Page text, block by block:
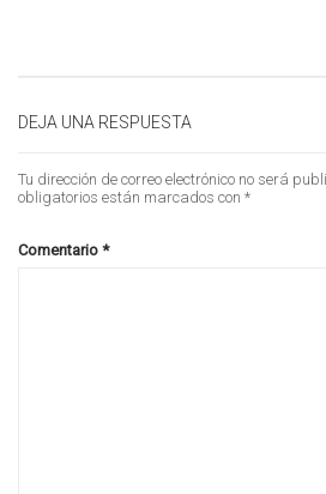
DEJA UNA RESPUESTA
Tu dirección de correo electrónico no será
obligatorios están marcados con *
Comentario *